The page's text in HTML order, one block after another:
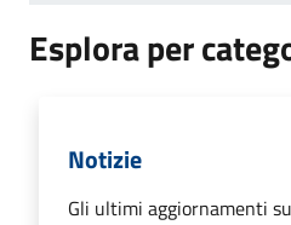
Esplora per
Notizie
Gli ultimi aggiornamenti